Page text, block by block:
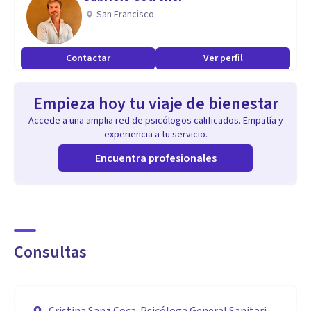
Especialidad
Practico una Psicoterapia Integrativa, para la que me he
formado durante 20 años de estudio y experiencia laboral en
- Experta en Terapia Familiar Sistémica
- Experta en Trauma y Apego
- Experta en intervención en violencia intrafamiliar,
- Experta en Psicología Clínica y Forense
San Francisco
Contactar Ver perfil
Empieza hoy tu viaje de bienestar
Accede a una amplia red de psicólogos calificados. Empatía y
experiencia a tu servicio.
Encuentra profesionales
Consultas